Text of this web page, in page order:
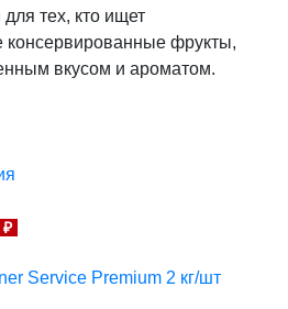
тех, кто ищет
консервированные фрукты,
вкусом и ароматом.
₽.
Service Premium 2 кг/шт